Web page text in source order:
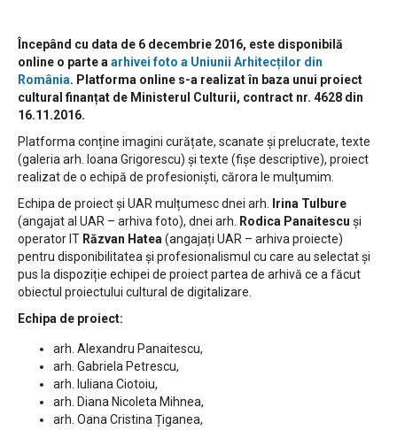
Începând cu data de 6 decembrie 2016, este disponibilă
online o parte a arhivei foto a Uniunii Arhitecților din
România. Platforma online s-a realizat în baza unui proiect
cultural finanțat de Ministerul Culturii, contract nr. 4628 din
16.11.2016.
Platforma conține imagini curățate, scanate și prelucrate, texte
(galeria arh. Ioana Grigorescu) și texte (fișe descriptive), proiect
realizat de o echipă de profesioniști, cărora le mulțumim.
Echipa de proiect și UAR mulțumesc dnei arh.
Irina Tulbure
(angajat al UAR – arhiva foto), dnei arh.
Rodica Panaitescu și
operator IT Răzvan Hatea (angajați UAR – arhiva proiecte)
pentru disponibilitatea și profesionalismul cu care au selectat și
pus la dispoziție echipei de proiect partea de arhivă ce a făcut
obiectul proiectului cultural de digitalizare.
Echipa de proiect:
arh. Alexandru Panaitescu,
arh. Gabriela Petrescu,
arh. Iuliana Ciotoiu,
arh. Diana Nicoleta Mihnea,
arh. Oana Cristina Țiganea,